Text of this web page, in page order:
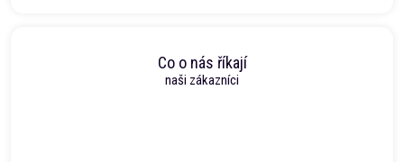
Co o nás říkají
naši zákazníci